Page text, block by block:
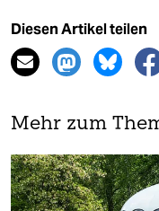
Diesen Artikel teilen
Mehr zum